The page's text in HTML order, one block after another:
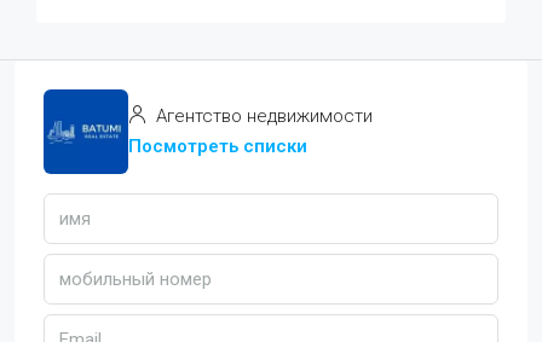
Агентство недвижимости
Посмотреть списки